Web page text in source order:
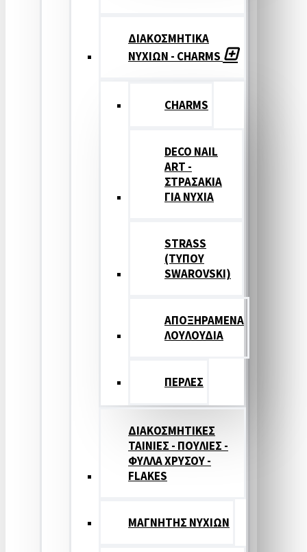
ΔΙΑΚΟΣΜΗΤΙΚΑ
ΝΥΧΙΩΝ - CHARMS
CHARMS
DECO NAIL
ART -
ΣΤΡΑΣΑΚΙΑ
ΓΙΑ ΝΥΧΙΑ
STRASS
(ΤΥΠΟΥ
SWAROVSKI)
ΑΠΟΞΗΡΑΜΕΝΑ
ΛΟΥΛΟΥΔΙΑ
ΠΕΡΛΕΣ
ΔΙΑΚΟΣΜΗΤΙΚΕΣ
ΤΑΙΝΙΕΣ - ΠΟΥΛΙΕΣ -
ΦΥΛΛΑ ΧΡΥΣΟΥ -
FLAKES
ΜΑΓΝΗΤΗΣ ΝΥΧΙΩΝ